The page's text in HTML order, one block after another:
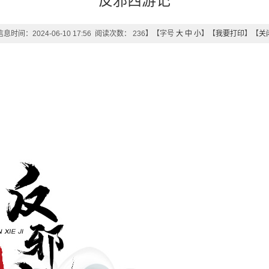
息时间：2024-06-10 17:56 阅读次数： 236】【字号 大 中 小】【我要打印】【关